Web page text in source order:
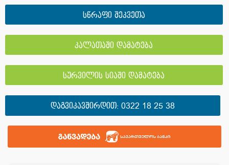
სწრაფი შეკვეთა
კალათაში დამატება
სურვილის სიაში დამატება
ᲓᲐᲒᲕᲘᲙᲐᲕᲨᲘᲠᲓᲘᲗ:0322 18 25 38